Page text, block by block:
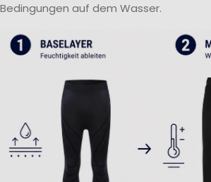
Bedingungen auf dem Wasser.